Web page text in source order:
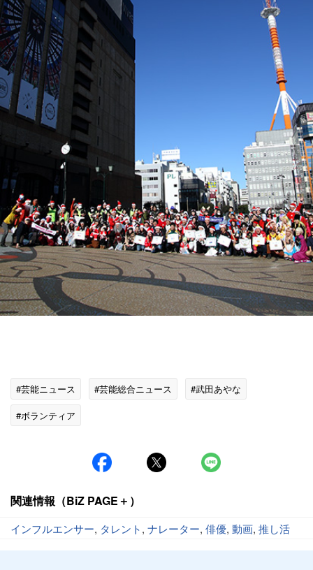
#芸能ニュース #芸能総合ニュース
#武田あやな
#ボランティア
関連情報（BiZ PAGE＋）
インフルエンサー, タレント, ナレーター, 俳優, 動画, 推し活